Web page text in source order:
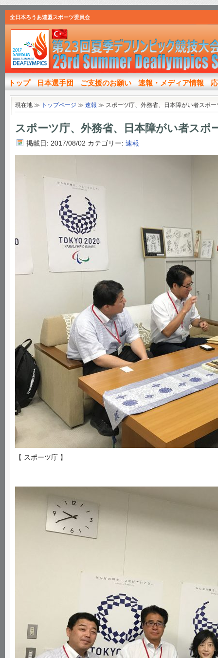
全日本ろうあ連盟スポーツ委員会
トップ 日本選手団 ご支援のお願い 速報・メディア情報
現在地 ≫ トップページ ≫ 速報 ≫ スポーツ庁、外務省、日本障がい者スポ
スポーツ庁、外務省、日本障がい者ス
掲載日: 2017/08/02 カテゴリー: 速報
【 スポーツ庁 】